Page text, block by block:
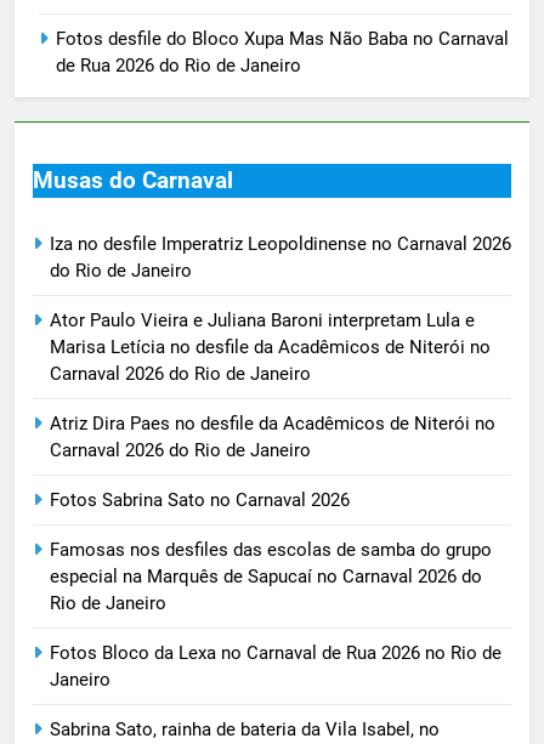
Fotos desfile do Bloco Xupa Mas Não Baba no Carnaval
de Rua 2026 do Rio de Janeiro
Musas do Carnaval
Iza no desfile Imperatriz Leopoldinense no Carnaval 2026
do Rio de Janeiro
Ator Paulo Vieira e Juliana Baroni interpretam Lula e
Marisa Letícia no desfile da Acadêmicos de Niterói no
Carnaval 2026 do Rio de Janeiro
Atriz Dira Paes no desfile da Acadêmicos de Niterói no
Carnaval 2026 do Rio de Janeiro
Fotos Sabrina Sato no Carnaval 2026
Famosas nos desfiles das escolas de samba do grupo
especial na Marquês de Sapucaí no Carnaval 2026 do
Rio de Janeiro
Fotos Bloco da Lexa no Carnaval de Rua 2026 no Rio de
Janeiro
Sabrina Sato, rainha de bateria da Vila Isabel, no